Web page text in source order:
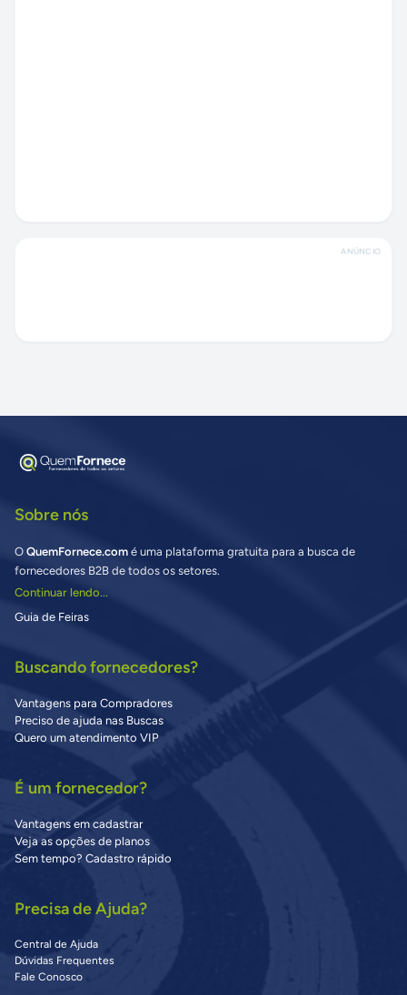
ANÚNCIO
Sobre nós
O QuemFornece.com é uma plataforma gratuita para a busca de
fornecedores B2B de todos os setores.
Continuar lendo...
Guia de Feiras
Buscando fornecedores?
Vantagens para Compradores
Preciso de ajuda nas Buscas
Quero um atendimento VIP
É um fornecedor?
Vantagens em cadastrar
Veja as opções de planos
Sem tempo? Cadastro rápido
Precisa de Ajuda?
Central de Ajuda
Dúvidas Frequentes
Fale Conosco